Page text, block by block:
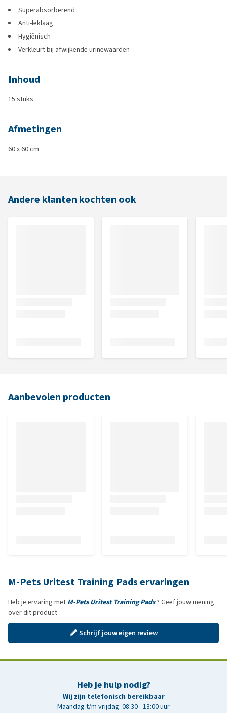
Superabsorberend
Anti-leklaag
Hygiënisch
Verkleurt bij afwijkende urinewaarden
Inhoud
15 stuks
Afmetingen
60 x 60 cm
Andere klanten kochten ook
Aanbevolen producten
M-Pets Uritest Training Pads ervaringen
Heb je ervaring met M-Pets Uritest Training Pads? Geef jouw mening
over dit product
Schrijf jouw eigen review
Heb je hulp nodig?
Wij zijn telefonisch bereikbaar
Maandag t/m vrijdag: 08:30 - 13:00 uur